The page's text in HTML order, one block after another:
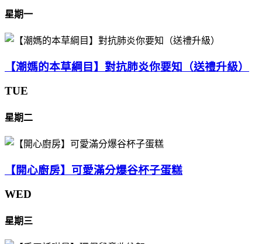
星期一
【潮媽的本草綱目】對抗肺炎你要知（送禮升級）
TUE
星期二
【開心廚房】可愛滿分爆谷杯子蛋糕
WED
星期三